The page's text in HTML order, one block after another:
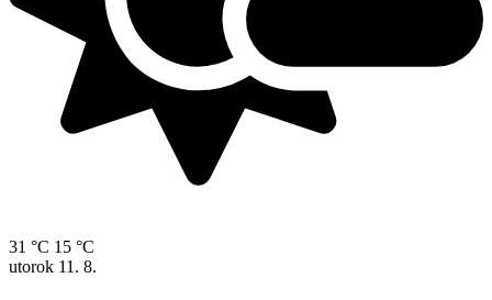
31 °C 15 °C
utorok 11. 8.